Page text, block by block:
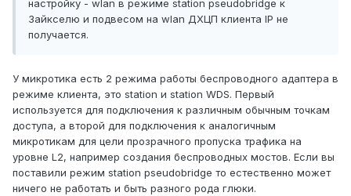
настройку - wlan в режиме station pseudobridge к
Зайкселю и подвесом на wlan ДХЦП клиента IP не
получается.
У микротика есть 2 режима работы беспроводного адаптера в
режиме клиента, это station и station WDS. Первый
используется для подключения к различным обычным точкам
доступа, а второй для подключения к аналогичным
микротикам для цели прозрачного пропуска трафика на
уровне L2, например создания беспроводных мостов. Если вы
поставили режим station pseudobridge то естественно может
ничего не работать и быть разного рода глюки.